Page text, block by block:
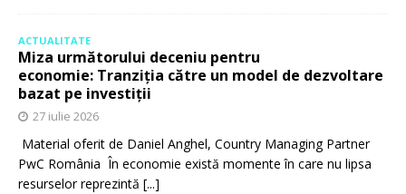
ACTUALITATE
Miza următorului deceniu pentru
economie: Tranziția către un model de dezvoltare
bazat pe investiții
27 iulie 2026
Material oferit de Daniel Anghel, Country Managing Partner
PwC România În economie există momente în care nu lipsa
resurselor reprezintă [...]